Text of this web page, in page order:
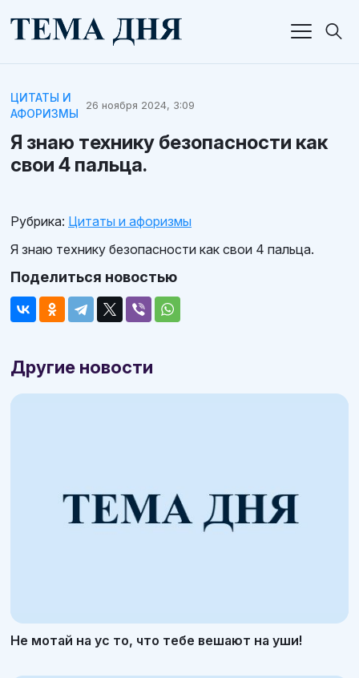
ЦИТАТЫ И
АФОРИЗМЫ
26 ноября 2024, 3:09
Я знаю технику безопасности как
свои 4 пальца.
Рубрика: Цитаты и афоризмы
Я знаю технику безопасности как свои 4 пальца.
Поделиться новостью
Другие новости
Не мотай на ус то, что тебе вешают на уши!